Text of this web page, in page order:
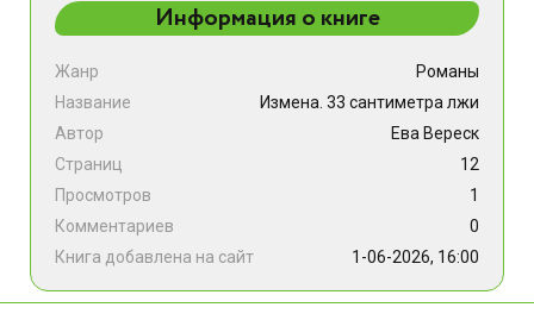
Информация о книге
Жанр
Романы
Название
Измена. 33 сантиметра лжи
Автор
Ева Вереск
Страниц
12
Просмотров
1
Комментариев
0
Книга добавлена на сайт
1-06-2026, 16:00